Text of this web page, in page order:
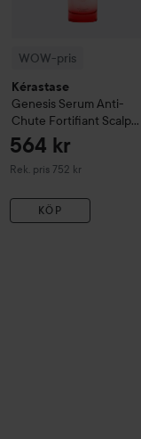
WOW-pris
Kérastase
Genesis Serum Anti-
Chute Fortifiant Scalp
Serum 90 ml
564 kr
Rek. pris 752 kr
Rekommenderat pris 752 kr
KÖP